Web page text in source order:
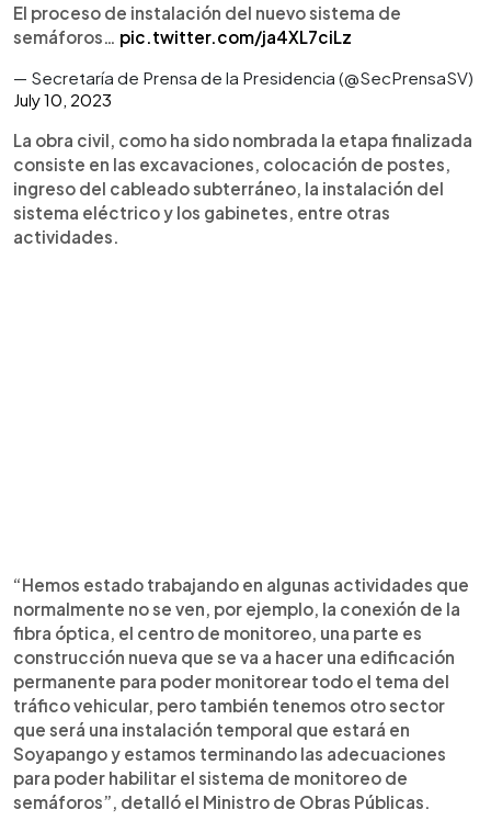
El proceso de instalación del nuevo sistema de
semáforos… pic.twitter.com/ja4XL7ciLz
— Secretaría de Prensa de la Presidencia (@SecPrensaSV)
July 10, 2023
La obra civil, como ha sido nombrada la etapa finalizada
consiste en las excavaciones, colocación de postes,
ingreso del cableado subterráneo, la instalación del
sistema eléctrico y los gabinetes, entre otras
actividades.
“Hemos estado trabajando en algunas actividades que
normalmente no se ven, por ejemplo, la conexión de la
fibra óptica, el centro de monitoreo, una parte es
construcción nueva que se va a hacer una edificación
permanente para poder monitorear todo el tema del
tráfico vehicular, pero también tenemos otro sector
que será una instalación temporal que estará en
Soyapango y estamos terminando las adecuaciones
para poder habilitar el sistema de monitoreo de
semáforos”, detalló el Ministro de Obras Públicas.